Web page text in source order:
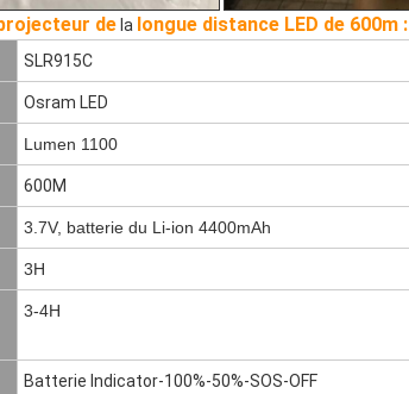
de la longue distance LED de 600m :
SLR915C
Osram LED
Lumen 1100
600M
3.7V, batterie du Li-ion 4400mAh
3H
3-4H
Batterie Indicator-100%-50%-SOS-OFF